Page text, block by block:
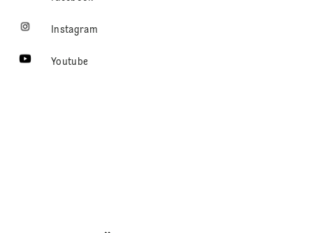
Instagram
Youtube